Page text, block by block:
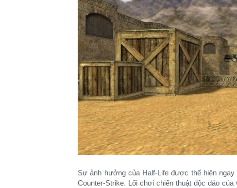
Sự ảnh hưởng của Half-Life được thể hiện
Counter-Strike. Lối chơi chiến thuật độc đáo